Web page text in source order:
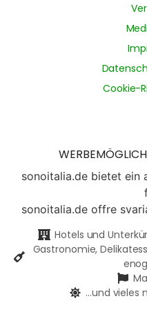
Cookie-
sonoitalia.de bietet ein
sonoitalia.de offre
Hotels und
Gastronomie,
...und vieles